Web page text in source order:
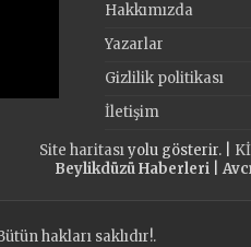
Hakkımızda
Yazarlar
Gizlilik politikası
İletişim
Site haritasıyolu gösterir. |
Beylikdüzü Haberleri
hakları saklıdır!.